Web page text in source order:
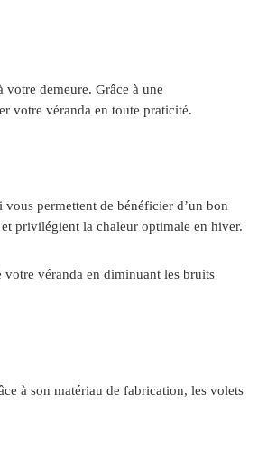
demeure. Grâce à une
votre véranda en toute praticité.
permettent de bénéficier d’un bon
privilégient la chaleur optimale en hiver.
véranda en diminuant les bruits
à son matériau de fabrication, les volets